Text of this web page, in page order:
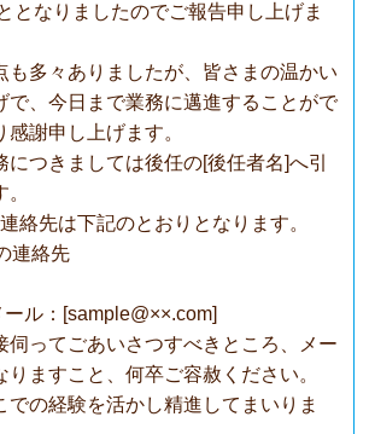
となりましたのでご報告申し上げま
も多々ありましたが、皆さまの温かい
で、今日まで業務に邁進することがで
謝申し上げます。
につきましては後任の[後任者名]へ引
絡先は下記のとおりとなります。
連絡先
ル：[sample@××.com]
伺ってごあいさつすべきところ、メー
りますこと、何卒ご容赦ください。
での経験を活かし精進してまいりま